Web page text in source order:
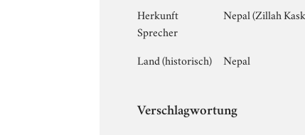
Herkunft
Sprecher
Nepal (Zillah
Land (historisch) Nepal
Verschlagwortung